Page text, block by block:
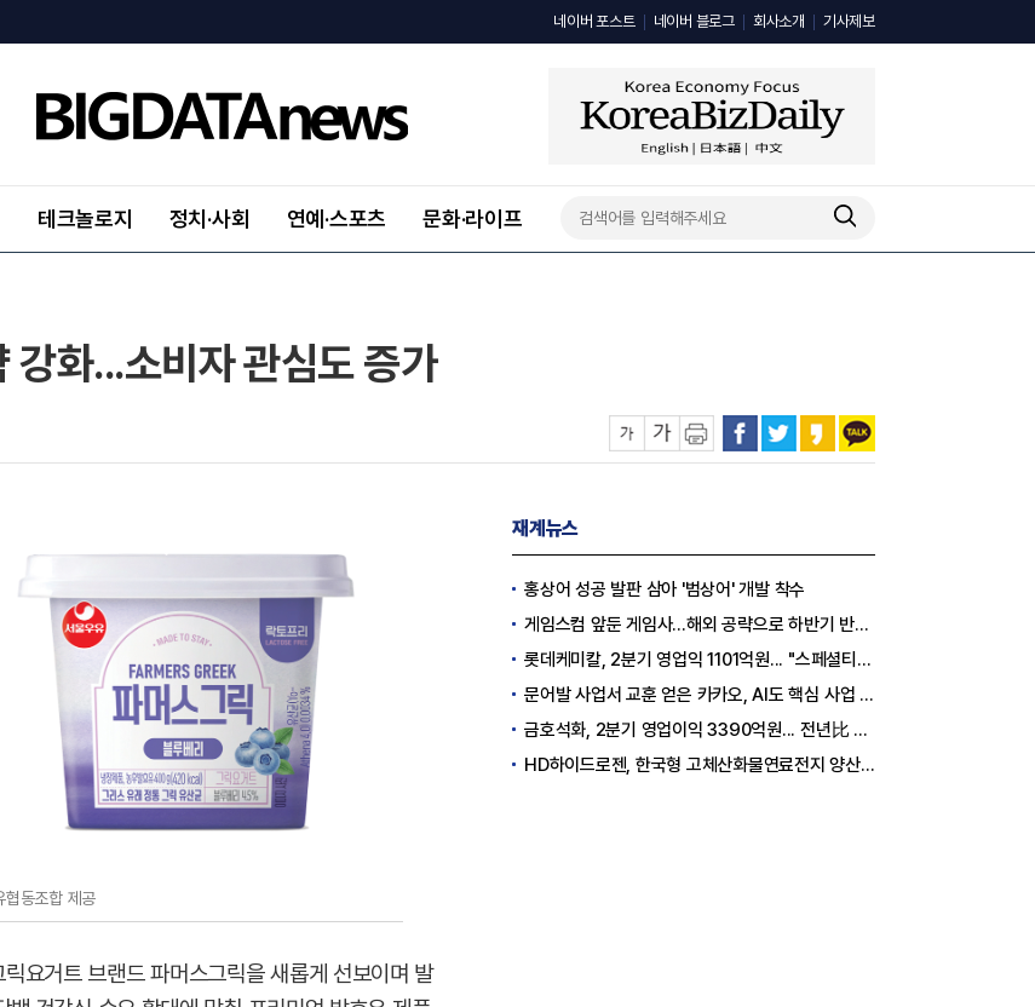
네이버 포스트 네이버 블로그 회사소개 기사제보
테크놀로지 정치·사회 연예·스포츠 문화·라이프
강화...소비자 관심도 증가
협동조합 제공
요거트 브랜드 파머스그릭을 새롭게 선보이며 발
재계뉴스
홍상어 성공 발판 삼아 '범상어' 개발 착수
게임스컴 앞둔 게임사…해외 공략으로 하반기 반등 꾀한다
롯데케미칼, 2분기 영업익 1101억원... "스페셜티 전환 가속"
문어발 사업서 교훈 얻은 카카오, AI도 핵심 사업 '선택과 집중'
금호석화, 2분기 영업이익 3390억원... 전년比 419% 급증
HD하이드로젠, 한국형 고체산화물연료전지 양산체계 구축